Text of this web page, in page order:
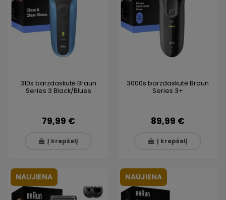
310s barzdaskutė Braun
Series 3 Black/Blues
79,99 €
Į krepšelį
3000s barzdaskutė Braun
Series 3+
89,99 €
Į krepšelį
NAUJIENA NAUJIENA